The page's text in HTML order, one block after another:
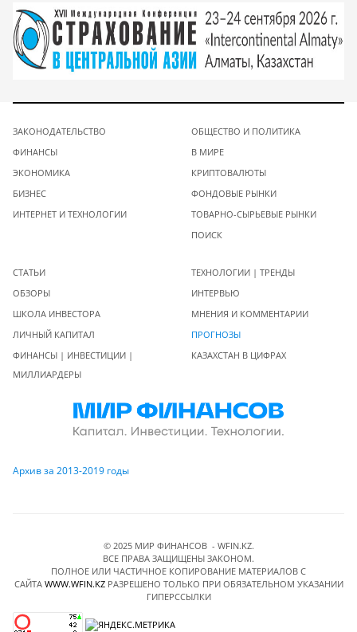
ЗАКОНОДАТЕЛЬСТВО
ФИНАНСЫ
ЭКОНОМИКА
БИЗНЕС
ИНТЕРНЕТ И ТЕХНОЛОГИИ
ОБЩЕСТВО И ПОЛИТИКА
В МИРЕ
КРИПТОВАЛЮТЫ
ФОНДОВЫЕ РЫНКИ
ТОВАРНО-СЫРЬЕВЫЕ РЫНКИ
ПОИСК
СТАТЬИ
ОБЗОРЫ
ШКОЛА ИНВЕСТОРА
ЛИЧНЫЙ КАПИТАЛ
ФИНАНСЫ | ИНВЕСТИЦИИ |
МИЛЛИАРДЕРЫ
ТЕХНОЛОГИИ | ТРЕНДЫ
ИНТЕРВЬЮ
МНЕНИЯ И КОММЕНТАРИИ
ПРОГНОЗЫ
КАЗАХСТАН В ЦИФРАХ
Архив за 2013-2019 годы
© 2025 МИР ФИНАНСОВ - WFIN.KZ.
ВСЕ ПРАВА ЗАЩИЩЕНЫ ЗАКОНОМ.
ПОЛНОЕ ИЛИ ЧАСТИЧНОЕ КОПИРОВАНИЕ МАТЕРИАЛОВ C
САЙТА WWW.WFIN.KZРАЗРЕШЕНО ТОЛЬКО ПРИ ОБЯЗАТЕЛЬНОМ УКАЗАНИИ
ГИПЕРССЫЛКИ